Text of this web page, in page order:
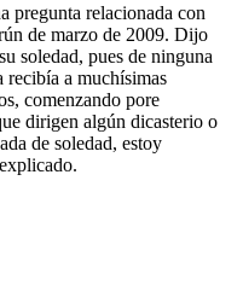
pregunta relacionada con
de marzo de 2009. Dijo
soledad, pues de ninguna
recibía a muchísimas
comenzando pore
dirigen algún dicasterio o
de soledad, estoy